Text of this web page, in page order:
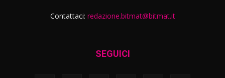
Contattaci: redazione.bitmat@bitmat.it
SEGUICI